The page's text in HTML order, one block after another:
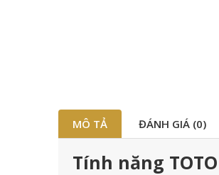
MÔ TẢ ĐÁNH GIÁ (0)
Tính năng